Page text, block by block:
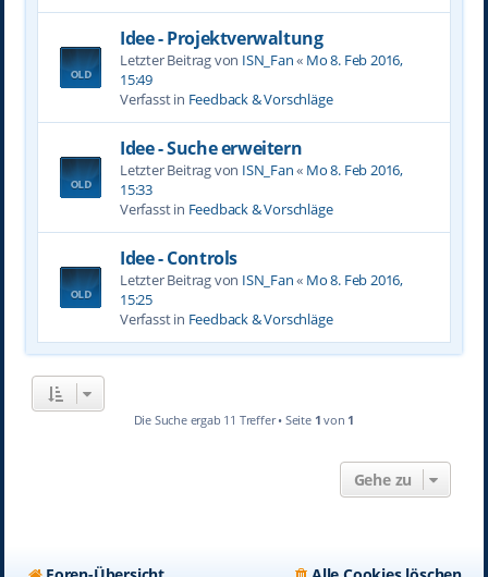
Idee - Projektverwaltung
Letzter Beitrag von ISN_Fan« Mo 8. Feb 2016,
15:49
Verfasst in Feedback & Vorschläge
Idee - Suche erweitern
Letzter Beitrag von ISN_Fan« Mo 8. Feb 2016,
15:33
Verfasst in Feedback & Vorschläge
Idee - Controls
Letzter Beitrag von ISN_Fan« Mo 8. Feb 2016,
15:25
Verfasst in Feedback & Vorschläge
Die Suche ergab 11 Treffer • Seite 1 von 1
Gehe zu